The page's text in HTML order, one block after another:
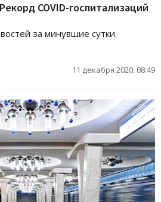
COVID-госпитализаций
за минувшие сутки.
11 декабря 2020, 08:49